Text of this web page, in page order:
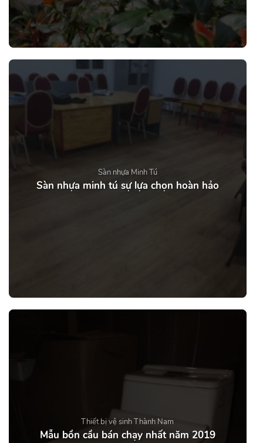
Sàn nhựa Minh Tú
Sàn nhựa minh tú sự lựa chọn hoàn hảo
Thiết bị vệ sinh Thành Nam
Mẫu bồn cầu bán chạy nhất năm 2019